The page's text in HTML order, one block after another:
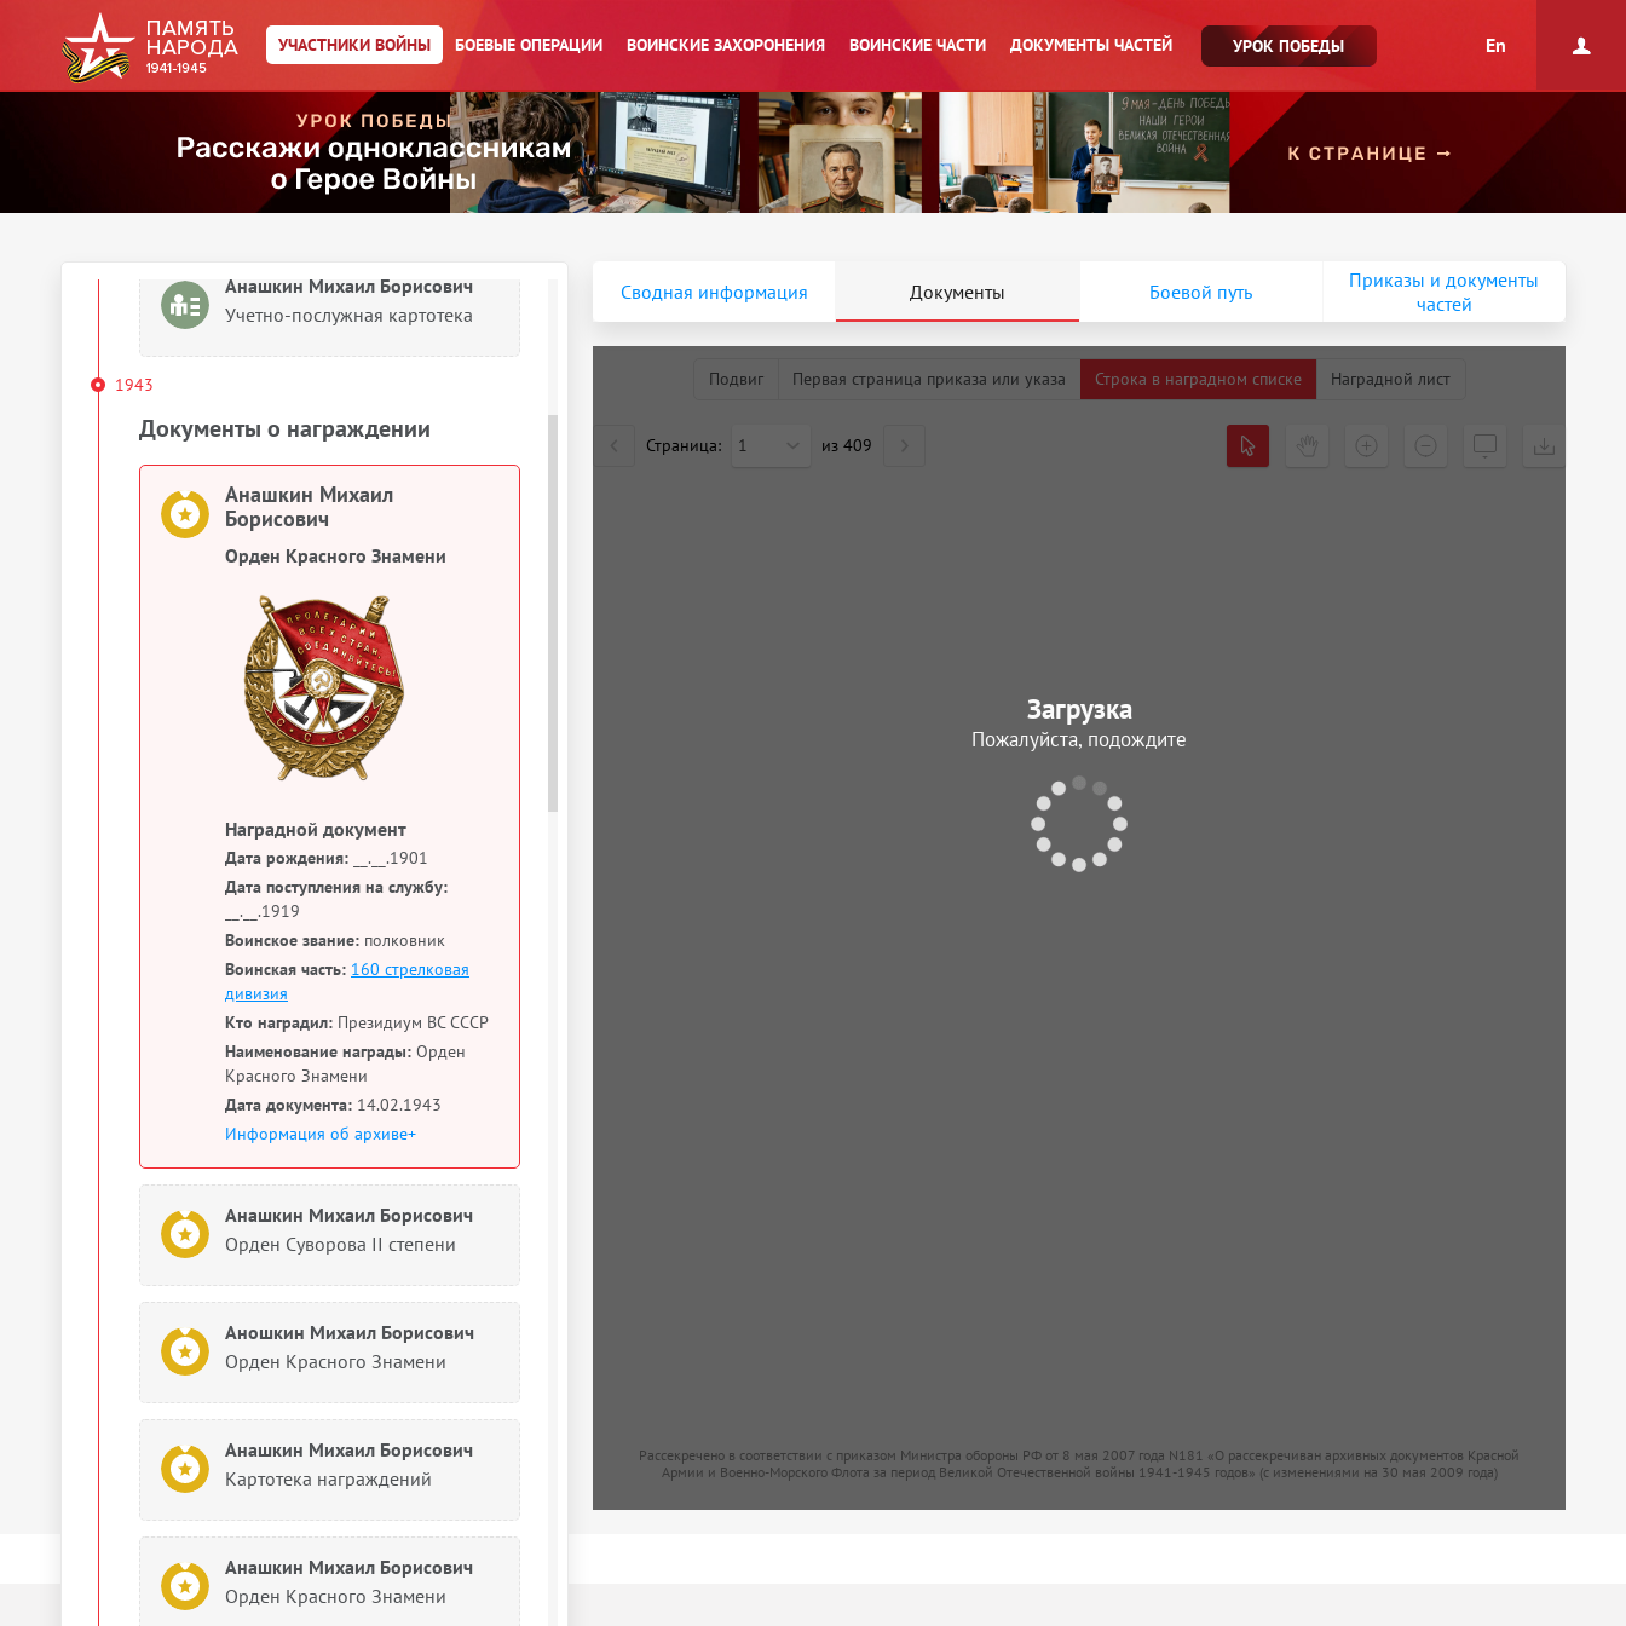
УЧАСТНИКИ ВОЙНЫ БОЕВЫЕ ОПЕРАЦИИ ВОИНСКИЕ ЗАХОРОНЕНИЯ ВОИНСКИЕ ЧАСТИ ДОКУМЕНТЫ ЧАСТЕЙ УРОК ПОБЕДЫ En
Упоминается в 35 документах, как:
Анашкин, Аношкин
Выберите документ ниже
Сведения о личном составе
Анашкин Михаил Борисович
Учетно-послужная картотека
1943
Документы о награждении
Анашкин Михаил
Борисович
Орден Красного Знамени
Наградной документ
Дата рождения: __.__.1901
Дата поступления на службу:
__.__.1919
Воинское звание: полковник
Воинская часть: 160 стрелковая
дивизия
Кто наградил: Президиум ВС СССР
Наименование награды: Орден
Красного Знамени
Дата документа: 14.02.1943
Информация об архиве+
Анашкин Михаил Борисович
Орден Суворова II степени
Аношкин Михаил Борисович
Орден Красного Знамени
Анашкин Михаил Борисович
Картотека награждений
Анашкин Михаил Борисович
Орден Красного Знамени
Сводная информация Документы Боевой путь
Приказы и документы
частей
Подвиг Первая страница приказа или указа Строка в наградном списке Наградной лист
Страница: 1 из 409
Рассекречено в соответствии с приказом Министра обороны РФ от 8 мая 2007 года N181 «О рассекречиван архивных документов Красной
Армии и Военно-Морского Флота за период Великой Отечественной войны 1941-1945 годов» (с изменениями на 30 мая 2009 года)
Загрузка
Пожалуйста, подождите